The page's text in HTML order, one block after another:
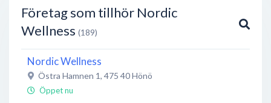
Företag som tillhör Nordic
Wellness (189)
Nordic Wellness
Östra Hamnen 1, 475 40Hönö
Öppet nu